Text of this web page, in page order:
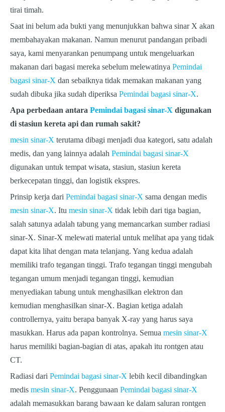
tirai timah.
Saat ini belum ada bukti yang menunjukkan bahwa sinar X akan
membahayakan makanan. Namun menurut pandangan pribadi
saya, kami menyarankan penumpang untuk mengeluarkan
makanan dari bagasi mereka sebelum melewatinya Pemindai
bagasi sinar-X dan sebaiknya tidak memakan makanan yang
sudah dibuka jika sudah diperiksa Pemindai bagasi sinar-X.
Apa perbedaan antara Pemindai bagasi sinar-X digunakan
di stasiun kereta api dan rumah sakit?
mesin sinar-X terutama dibagi menjadi dua kategori, satu adalah
medis, dan yang lainnya adalah Pemindai bagasi sinar-X
digunakan untuk tempat wisata, stasiun, stasiun kereta
berkecepatan tinggi, dan logistik ekspres.
Prinsip kerja dari Pemindai bagasi sinar-X sama dengan medis
mesin sinar-X. Itu mesin sinar-X tidak lebih dari tiga bagian,
salah satunya adalah tabung yang memancarkan sumber radiasi
sinar-X. Sinar-X melewati material untuk melihat apa yang tidak
dapat kita lihat dengan mata telanjang. Yang kedua adalah
memiliki trafo tegangan tinggi. Trafo tegangan tinggi mengubah
tegangan umum menjadi tegangan tinggi, kemudian
menyediakan tabung untuk menghasilkan elektron dan
kemudian menghasilkan sinar-X. Bagian ketiga adalah
controllernya, yaitu berapa banyak X-ray yang harus saya
masukkan. Harus ada papan kontrolnya. Semua mesin sinar-X
harus memiliki bagian-bagian di atas, apakah itu rontgen atau
CT.
Radiasi dari Pemindai bagasi sinar-X lebih kecil dibandingkan
medis mesin sinar-X. Penggunaan Pemindai bagasi sinar-X
adalah memasukkan barang bawaan ke dalam saluran rontgen